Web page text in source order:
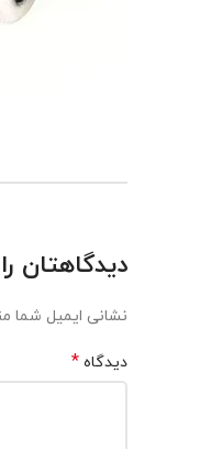
دیدگاهتان
نشانی ایمیل شما
دیدگاه *